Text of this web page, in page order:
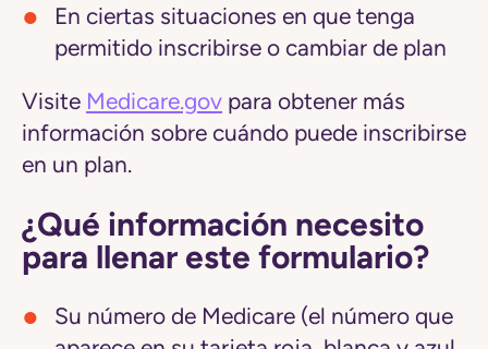
En ciertas situaciones en que tenga
permitido inscribirse o cambiar de plan
Visite Medicare.gov para obtener más
información sobre cuándo puede inscribirse
en un plan.
¿Qué información necesito
para llenar este formulario?
Su número de Medicare (el número que